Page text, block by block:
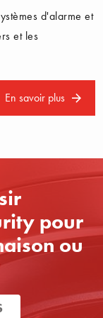
d'alarme et
et les
En savoir plus
pour
ou